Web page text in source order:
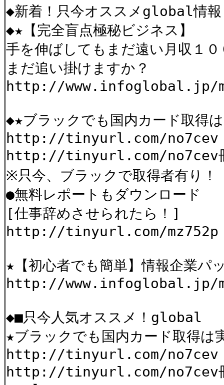
◆新着！只今オススメglobal情報
◆★【完全盲点極秘ビジネス】
手を伸ばしてもまだ遠い月収１０
まだ追い掛けますか？
http://www.infoglobal.jp/
◆★ブラックでも国内カード取得
http://tinyurl.com/no7cev
http://tinyurl.com/no7cev冊
※只今、ブラックで取得者有り！
●無料レポートもダウンロード
[仕事辞めさせられたら！]
http://tinyurl.com/mz752p
★【初心者でも簡単】情報企業パ
http://www.infoglobal.jp/
◆■只今人気オススメ！global
★ブラックでも国内カード取得は
http://tinyurl.com/no7cev
http://tinyurl.com/no7cev冊